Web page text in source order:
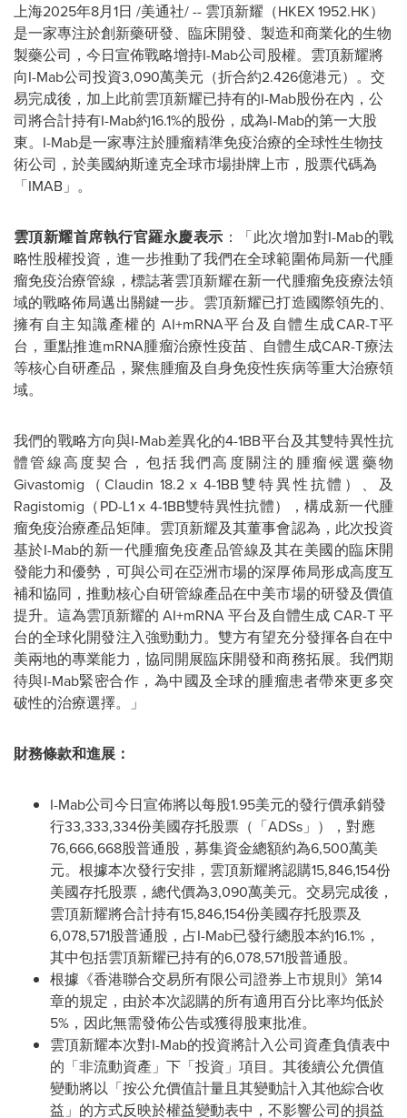
上海2025年8月1日 /美通社/ -- 雲頂新耀（HKEX 1952.HK）
是一家專注於創新藥研發、臨床開發、製造和商業化的生物
製藥公司，今日宣佈戰略增持I-Mab公司股權。雲頂新耀將
向I-Mab公司投資3,090萬美元（折合約2.426億港元）。交
易完成後，加上此前雲頂新耀已持有的I-Mab股份在內，公
司將合計持有I-Mab約16.1%的股份，成為I-Mab的第一大股
東。I-Mab是一家專注於腫瘤精準免疫治療的全球性生物技
術公司，於美國納斯達克全球市場掛牌上市，股票代碼為
「IMAB」。
雲頂新耀首席執行官羅永慶表示 ：「此次增加對I-Mab的戰
略性股權投資，進一步推動了我們在全球範圍佈局新一代腫
瘤免疫治療管線，標誌著雲頂新耀在新一代腫瘤免疫療法領
域的戰略佈局邁出關鍵一步。雲頂新耀已打造國際領先的、
擁有自主知識產權的 AI+mRNA平台及自體生成CAR-T平
台，重點推進mRNA腫瘤治療性疫苗、自體生成CAR-T療法
等核心自研產品，聚焦腫瘤及自身免疫性疾病等重大治療領
域。
我們的戰略方向與I-Mab差異化的4-1BB平台及其雙特異性抗
體管線高度契合，包括我們高度關注的腫瘤候選藥物
Givastomig（Claudin 18.2 x 4-1BB雙特異性抗體）、及
Ragistomig（PD-L1 x 4-1BB雙特異性抗體），構成新一代腫
瘤免疫治療產品矩陣。雲頂新耀及其董事會認為，此次投資
基於I-Mab的新一代腫瘤免疫產品管線及其在美國的臨床開
發能力和優勢，可與公司在亞洲市場的深厚佈局形成高度互
補和協同，推動核心自研管線產品在中美市場的研發及價值
提升。這為雲頂新耀的 AI+mRNA 平台及自體生成 CAR-T 平
台的全球化開發注入強勁動力。雙方有望充分發揮各自在中
美兩地的專業能力，協同開展臨床開發和商務拓展。我們期
待與I-Mab緊密合作，為中國及全球的腫瘤患者帶來更多突
破性的治療選擇。」
財務條款和進展：
I-Mab公司今日宣佈將以每股1.95美元的發行價承銷發
行33,333,334份美國存托股票（「ADSs」），對應
76,666,668股普通股，募集資金總額約為6,500萬美
元。根據本次發行安排，雲頂新耀將認購15,846,154份
美國存托股票，總代價為3,090萬美元。交易完成後，
雲頂新耀將合計持有15,846,154份美國存托股票及
6,078,571股普通股，占I-Mab已發行總股本約16.1%，
其中包括雲頂新耀已持有的6,078,571股普通股。
根據《香港聯合交易所有限公司證券上市規則》第14
章的規定，由於本次認購的所有適用百分比率均低於
5%，因此無需發佈公告或獲得股東批准。
雲頂新耀本次對I-Mab的投資將計入公司資產負債表中
的「非流動資產」下「投資」項目。其後續公允價值
變動將以「按公允價值計量且其變動計入其他綜合收
益」的方式反映於權益變動表中，不影響公司的損益